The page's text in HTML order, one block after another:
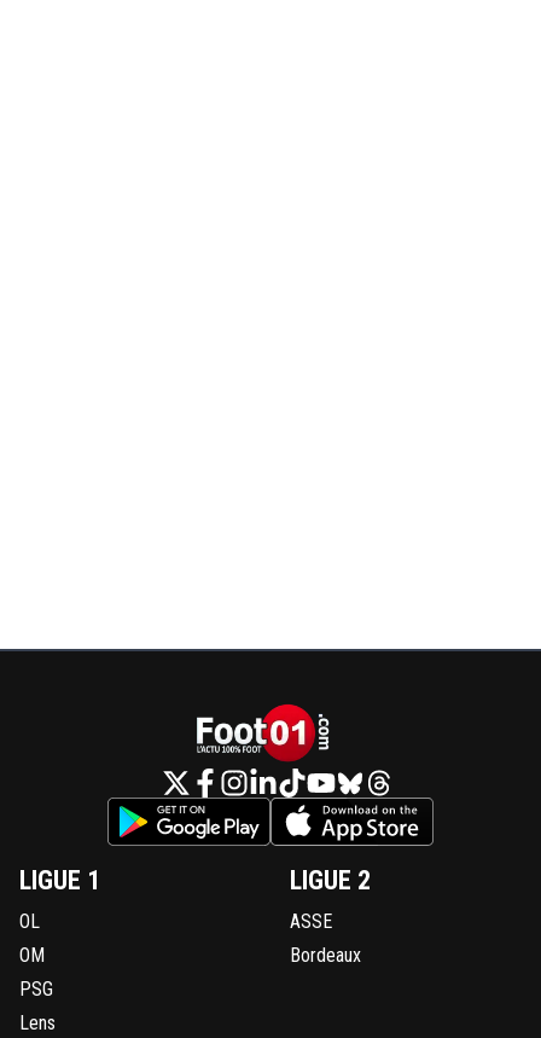
LIGUE 1
OL
OM
PSG
Lens
LIGUE 2
ASSE
Bordeaux